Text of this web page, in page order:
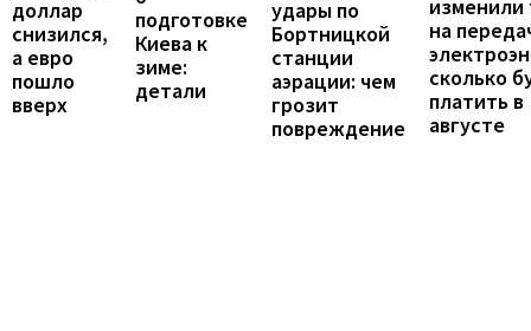
доллар
снизился,
а евро
пошло
вверх
подготовке
Киева к
зиме:
детали
удары по
Бортницкой
станции
аэрации: чем
грозит
повреждение
на
сколько
платить в
августе